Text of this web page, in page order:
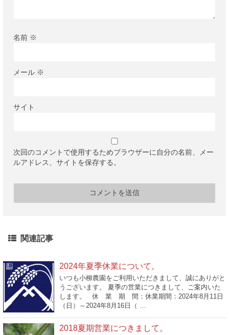
名前 ※
メール ※
サイト
次回のコメントで使用するためブラウザーに自分の名前、メー
ルアドレス、サイトを保存する。
関連記事
2024年夏季休業について。
いつも小柳農園をご利用いただきまして、誠にありがと
うございます。 夏季の営業につきまして、ご案内いた
します。 休 業 期 間：休業期間：2024年8月11日
（日）～2024年8月16日（ …
2018夏期営業につきまして。